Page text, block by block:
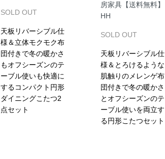
SOLD OUT
天板リバーシブル仕
様＆立体モクモク布
団付きで冬の暖かさ
もオフシーズンのテ
ーブル使いも快適に
するコンパクト円形
ダイニングこたつ2
点セット
房家具【送料無料】
HH
SOLD OUT
天板リバーシブル仕
様＆とろけるような
肌触りのメレンゲ布
団付きで冬の暖かさ
とオフシーズンのテ
ーブル使いを両立す
る円形こたつセット